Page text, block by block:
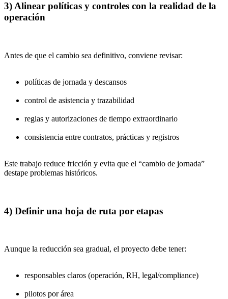
3) Alinear políticas y controles con la realidad de la
operación
Antes de que el cambio sea definitivo, conviene revisar:
políticas de jornada y descansos
control de asistencia y trazabilidad
reglas y autorizaciones de tiempo extraordinario
consistencia entre contratos, prácticas y registros
Este trabajo reduce fricción y evita que el “cambio de jornada”
destape problemas históricos.
4) Definir una hoja de ruta por etapas
Aunque la reducción sea gradual, el proyecto debe tener:
responsables claros (operación, RH, legal/compliance)
pilotos por área